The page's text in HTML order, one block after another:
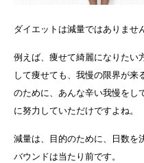
ダイエットは減量ではありませ
例えば、痩せて綺麗になりたい
して痩せても、我慢の限界が来
のために、あんな辛い我慢をし
に努力していただけですよね。
減量は、目的のために、日数を
バウンドは当たり前です。